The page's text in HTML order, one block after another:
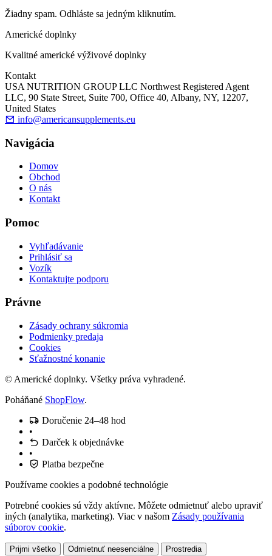
Žiadny spam. Odhláste sa jedným kliknutím.
Americké doplnky
Kvalitné americké výživové doplnky
Kontakt
USA NUTRITION GROUP LLC Northwest Registered Agent
LLC, 90 State Street, Suite 700, Office 40, Albany, NY, 12207,
United States
info@americansupplements.eu
Navigácia
Domov
Obchod
O nás
Kontakt
Pomoc
Vyhľadávanie
Prihlásiť sa
Vozík
Kontaktujte podporu
Právne
Zásady ochrany súkromia
Podmienky predaja
Cookies
Sťažnostné konanie
© Americké doplnky. Všetky práva vyhradené.
Poháňané ShopFlow.
Doručenie 24–48 hod
•
Darček k objednávke
•
Platba bezpečne
Používame cookies a podobné technológie
Potrebné cookies sú vždy aktívne. Môžete odmietnuť alebo upraviť
iných (analytika, marketing). Viac v našom Zásady používania
súborov cookie.
Prijmi všetko Odmietnuť neesenciálne Prostredia